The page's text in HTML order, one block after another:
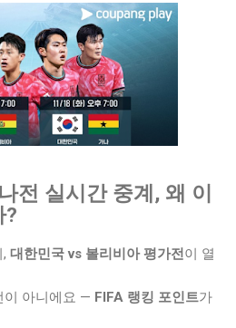
전 실시간 중계, 왜 이
?
대한민국 vs 볼리비아 평가전이 열
이 아니에요 — FIFA 랭킹 포인트가